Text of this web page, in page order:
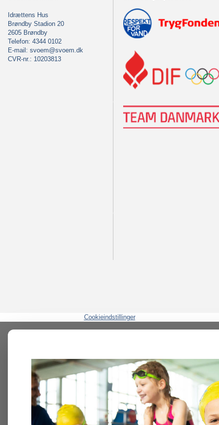
Idrættens Hus
Brøndby Stadion 20
2605 Brøndby
Telefon: 4344 0102
E-mail: svoem@svoem.dk
CVR-nr.: 10203813
Cookieindstillinger